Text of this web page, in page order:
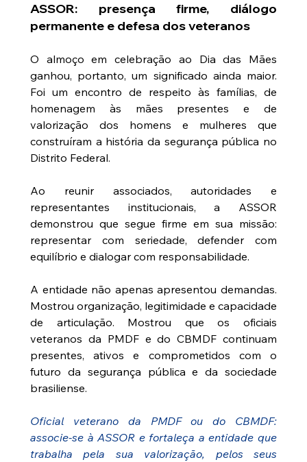
ASSOR: presença firme, diálogo
permanente e defesa dos veteranos
O almoço em celebração ao Dia das Mães
ganhou, portanto, um significado ainda maior.
Foi um encontro de respeito às famílias, de
homenagem às mães presentes e de
valorização dos homens e mulheres que
construíram a história da segurança pública no
Distrito Federal.
Ao reunir associados, autoridades e
representantes institucionais, a ASSOR
demonstrou que segue firme em sua missão:
representar com seriedade, defender com
equilíbrio e dialogar com responsabilidade.
A entidade não apenas apresentou demandas.
Mostrou organização, legitimidade e capacidade
de articulação. Mostrou que os oficiais
veteranos da PMDF e do CBMDF continuam
presentes, ativos e comprometidos com o
futuro da segurança pública e da sociedade
brasiliense.
Oficial veterano da PMDF ou do CBMDF:
associe-se à ASSOR e fortaleça a entidade que
trabalha pela sua valorização, pelos seus